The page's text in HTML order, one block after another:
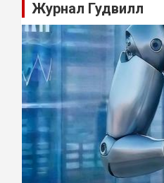
Журнал Гудвилл